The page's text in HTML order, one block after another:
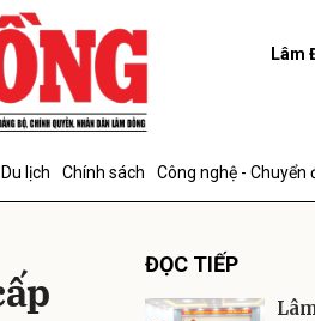
Lâm
Du lịch Chính sách Công nghệ - Chuyển
ĐỌC TIẾP